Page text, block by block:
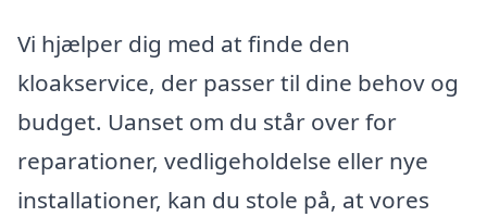
Vi hjælper dig med at finde den
kloakservice, der passer til dine behov og
budget. Uanset om du står over for
reparationer, vedligeholdelse eller nye
installationer, kan du stole på, at vores